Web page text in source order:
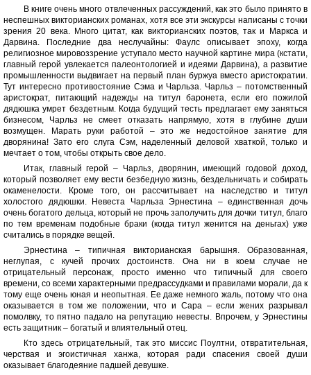
В книге очень много отвлеченных рассуждений, как это было принято в
неспешных викторианских романах, хотя все эти экскурсы написаны с точки
зрения 20 века. Много цитат, как викторианских поэтов, так и Маркса и
Дарвина. Последние два неслучайны: Фаулс описывает эпоху, когда
религиозное мировоззрение уступало место научной картине мира (кстати,
главный герой увлекается палеонтологией и идеями Дарвина), а развитие
промышленности выдвигает на первый план буржуа вместо аристократии.
Тут интересно противостояние Сэма и Чарльза. Чарльз – потомственный
аристократ, питающий надежды на титул баронета, если его пожилой
дядюшка умрет бездетным. Когда будущий тесть предлагает ему заняться
бизнесом, Чарльз не смеет отказать напрямую, хотя в глубине души
возмущен. Марать руки работой – это же недостойное занятие для
дворянина! Зато его слуга Сэм, наделенный деловой хваткой, только и
мечтает о том, чтобы открыть свое дело.
Итак, главный герой – Чарльз, дворянин, имеющий годовой доход,
который позволяет ему вести безбедную жизнь, бездельничать и собирать
окаменелости. Кроме того, он рассчитывает на наследство и титул
холостого дядюшки. Невеста Чарльза Эрнестина – единственная дочь
очень богатого дельца, который не прочь заполучить для дочки титул, благо
по тем временам подобные браки (когда титул женится на деньгах) уже
считались в порядке вещей.
Эрнестина – типичная викторианская барышня. Образованная,
неглупая, с кучей прочих достоинств. Она ни в коем случае не
отрицательный персонаж, просто именно что типичный для своего
времени, со всеми характерными предрассудками и правилами морали, да к
тому еще очень юная и неопытная. Ее даже немного жаль, потому что она
оказывается в том же положении, что и Сара – если жених разрывал
помолвку, то пятно падало на репутацию невесты. Впрочем, у Эрнестины
есть защитник – богатый и влиятельный отец.
Кто здесь отрицательный, так это миссис Поултни, отвратительная,
черствая и эгоистичная ханжа, которая ради спасения своей души
оказывает благодеяние падшей девушке.